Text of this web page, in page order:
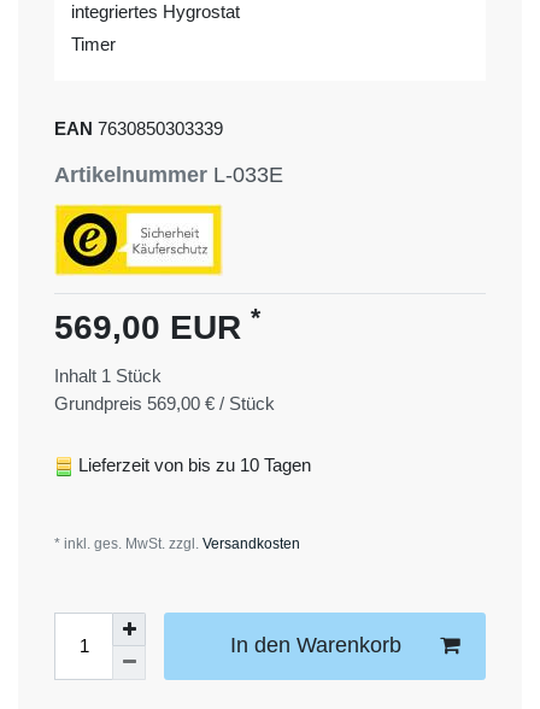
integriertes Hygrostat
Timer
EAN 7630850303339
Artikelnummer L-033E
569,00 EUR *
Inhalt 1 Stück
Grundpreis 569,00 € / Stück
Lieferzeit von bis zu 10 Tagen
* inkl. ges. MwSt. zzgl. Versandkosten
In den Warenkorb